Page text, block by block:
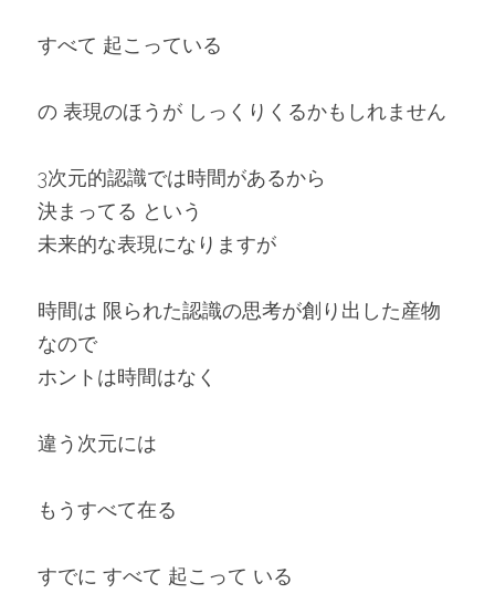
すべて 起こっている
の 表現のほうが しっくりくるかもしれません
3次元的認識では時間があるから
決まってる という
未来的な表現になりますが
時間は 限られた認識の思考が創り出した産物
なので
ホントは時間はなく
違う次元には
もうすべて在る
すでに すべて 起こって いる